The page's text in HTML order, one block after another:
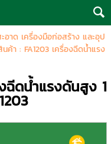
าด เครื่องมือก่อสร้าง และอุป
ค้า : FA1203 เครื่องฉีดน้ำแรง
ฉีดน้ำแรงดันสูง 1